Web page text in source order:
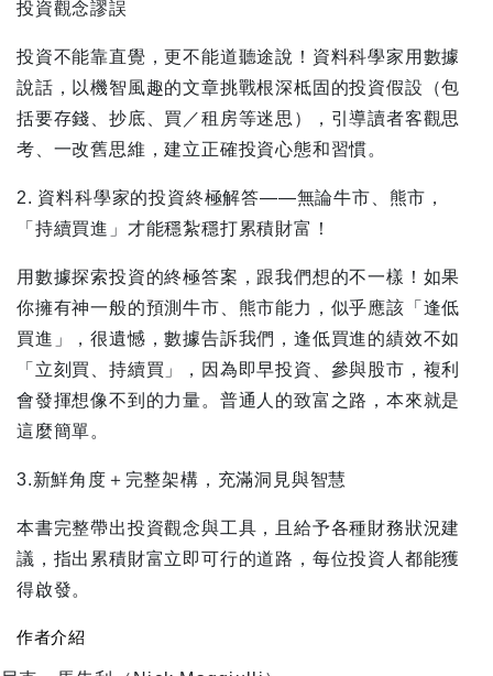
投資觀念謬誤
投資不能靠直覺，更不能道聽途說！資料科學家用數據
說話，以機智風趣的文章挑戰根深柢固的投資假設（包
括要存錢、抄底、買／租房等迷思），引導讀者客觀思
考、一改舊思維，建立正確投資心態和習慣。
2. 資料科學家的投資終極解答——無論牛市、熊市，
「持續買進」才能穩紮穩打累積財富！
用數據探索投資的終極答案，跟我們想的不一樣！如果
你擁有神一般的預測牛市、熊市能力，似乎應該「逢低
買進」，很遺憾，數據告訴我們，逢低買進的績效不如
「立刻買、持續買」，因為即早投資、參與股市，複利
會發揮想像不到的力量。普通人的致富之路，本來就是
這麼簡單。
3.新鮮角度＋完整架構，充滿洞見與智慧
本書完整帶出投資觀念與工具，且給予各種財務狀況建
議，指出累積財富立即可行的道路，每位投資人都能獲
得啟發。
作者介紹